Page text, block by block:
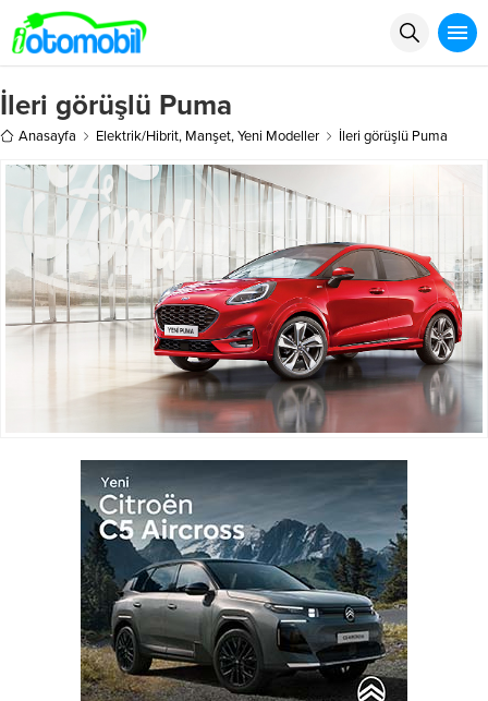
İleri görüşlü Puma
Anasayfa Elektrik/Hibrit, Manşet,Yeni Modeller İleri görüşlü Puma